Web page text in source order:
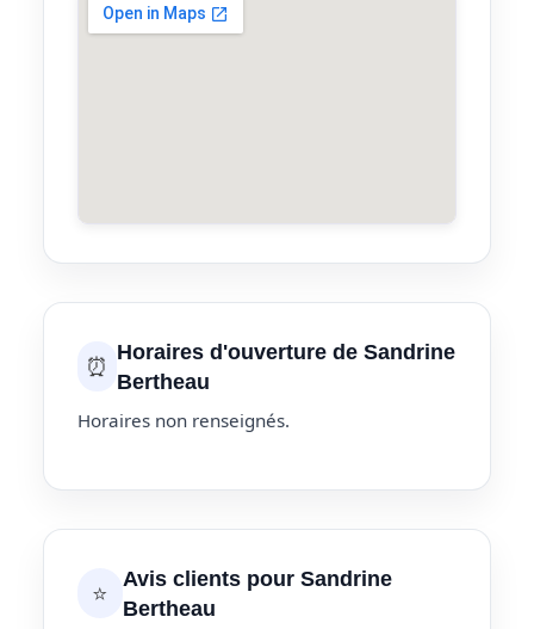
⏰ Horaires d'ouverture de Sandrine
Bertheau
Horaires non renseignés.
⭐
Avis clients pour Sandrine
Bertheau